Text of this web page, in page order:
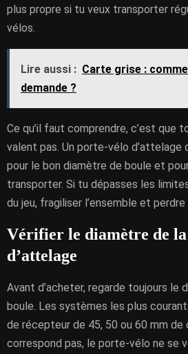
plus propre si tu veux transporter
vélos.
Lire aussi : Carte grise :
demande ?
Ce qu’il faut comprendre, c’est que
valent pas. Un porte-vélo d’attelage
pour le bon diamètre de boule et
transporter. Si tu dépasses les
du jeu, fragiliser l’ensemble et
Vérifier le diamètre de
d’attelage
Avant d’acheter, regarde toujours le
boule. Les systèmes les plus
de récepteur de 45, 50 ou 60 mm de
correspond pas, le porte-vélo ne se